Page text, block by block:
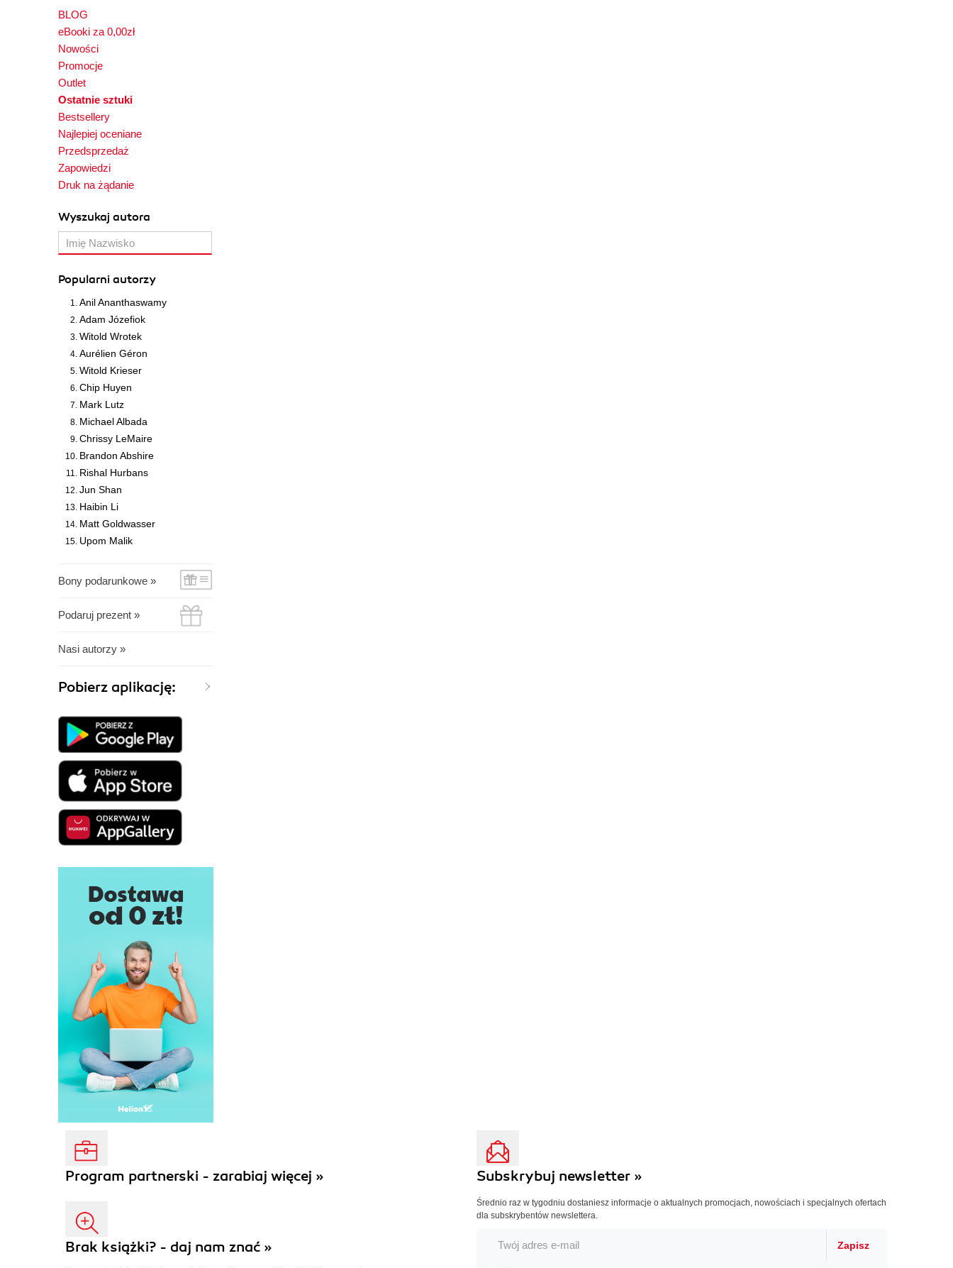
BLOG
eBooki za 0,00zł
Nowości
Promocje
Outlet
Ostatnie sztuki
Bestsellery
Najlepiej oceniane
Przedsprzedaż
Zapowiedzi
Druk na żądanie
Wyszukaj autora
Popularni autorzy
Anil Ananthaswamy
Adam Józefiok
Witold Wrotek
Aurélien Géron
Witold Krieser
Chip Huyen
Mark Lutz
Michael Albada
Chrissy LeMaire
Brandon Abshire
Rishal Hurbans
Jun Shan
Haibin Li
Matt Goldwasser
Upom Malik
Bony podarunkowe »
Podaruj prezent »
Nasi autorzy »
Pobierz aplikację:
Program partnerski - zarabiaj więcej »
Brak książki? - daj nam znać »
Subskrybuj newsletter »
Średnio raz w tygodniu dostaniesz informacje o aktualnych promocjach, nowościach i specjalnych ofertach
dla subskrybentów newslettera.
Zapisz